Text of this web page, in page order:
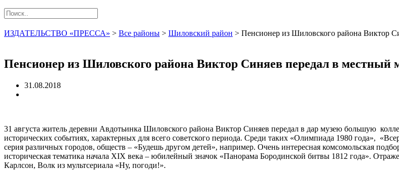
ИЗДАТЕЛЬСТВО «ПРЕССА» > Все районы > Шиловский район > Пенсионер из Шиловского района Виктор
Пенсионер из Шиловского района Виктор Синяев передал в местный
31.08.2018
31 августа житель деревни Авдотьинка Шиловского района Виктор Синяев передал в дар музею большую
исторических событиях, характерных для всего советского периода. Среди таких «Олимпиада 1980 года»,
серия различных городов, обществ – «Будешь другом детей», например. Очень интересная комсомольская
историческая тематика начала XIX века – юбилейный значок «Панорама Бородинской битвы 1812 года».
Карлсон, Волк из мультсериала «Ну, погоди!».